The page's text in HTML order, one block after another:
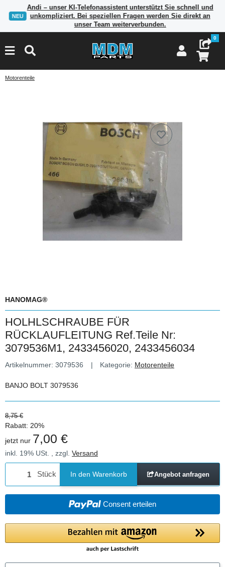
NEU
Andi – unser KI-Telefonassistent unterstützt Sie schnell und
unkompliziert. Bei speziellen Fragen werden Sie direkt an
unser Team weiterverbunden.
0
Motorenteile
HANOMAG®
HOLHLSCHRAUBE FÜR
RÜCKLAUFLEITUNG Ref.Teile Nr:
3079536M1, 2433456020, 2433456034
Artikelnummer: 3079536 Kategorie: Motorenteile
BANJO BOLT 3079536
8,75 €
Rabatt: 20%
jetzt nur 7,00 €
inkl. 19% USt. , zzgl. Versand
Stück In den Warenkorb Angebot anfragen
Consent erteilen